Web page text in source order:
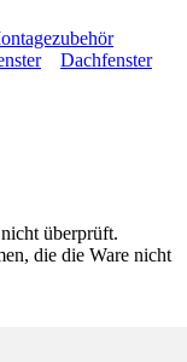
Dachfenster
überprüft.
die die Ware nicht